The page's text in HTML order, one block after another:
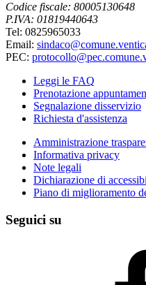
Codice fiscale: 80005130648
P.IVA: 01819440643
Tel: 0825965033
Email:
PEC:
Leggi le FAQ
Prenotazione
Segnalazione disservizio
Richiesta d'assistenza
Amministrazione
Informativa privacy
Note legali
Dichiarazione di
Piano di miglioramento
Seguici su